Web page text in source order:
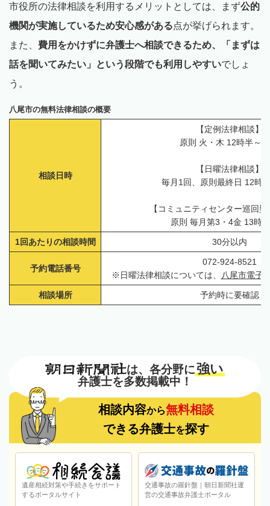
市役所の法律相談を利用するメリットとしては、まず公的
機関が実施しているため安心感がある点が挙げられます。
また、 費用をかけずに弁護士へ相談できるため、「まずは
話を聞いてみたい」という段階でも利用しやすいでしょ
う。
八尾市の無料法律相談の概要
相談日時
【定例法律相談】
原則 火・木 12時半～
【日曜法律相談】
毎月1回、原則最終日 12時
【コミュニティセンター巡回
原則 毎月第3・4金 13時
1回あたりの相談時間 30分以内
予約電話番号
072-924-8521
※日曜法律相談については、
八尾市電子
相談場所 予約時に要確認
は、各分野に強い
弁護士を多数掲載中！
相談内容から無料相談
できる弁護士を探す
遺産相続対策や手続きをサポート
するポータルサイト
交通事故の羅針盤｜朝日新聞社運
営の交通事故弁護士ポータル